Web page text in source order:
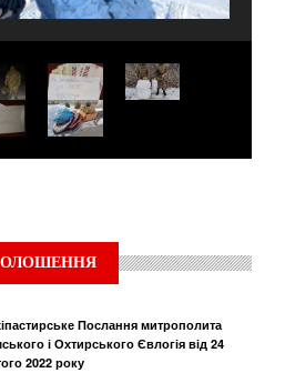
Послання митрополита
і Охтирського Євлогія від 24
2022 року